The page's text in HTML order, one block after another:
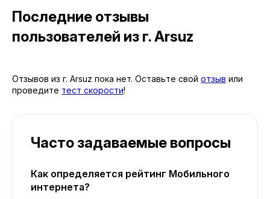
Последние отзывы
пользователей из г. Arsuz
Отзывов из г. Arsuz пока нет. Оставьте свой отзыв или
проведите тест скорости!
Часто задаваемые вопросы
Как определяется рейтинг Мобильного
интернета?